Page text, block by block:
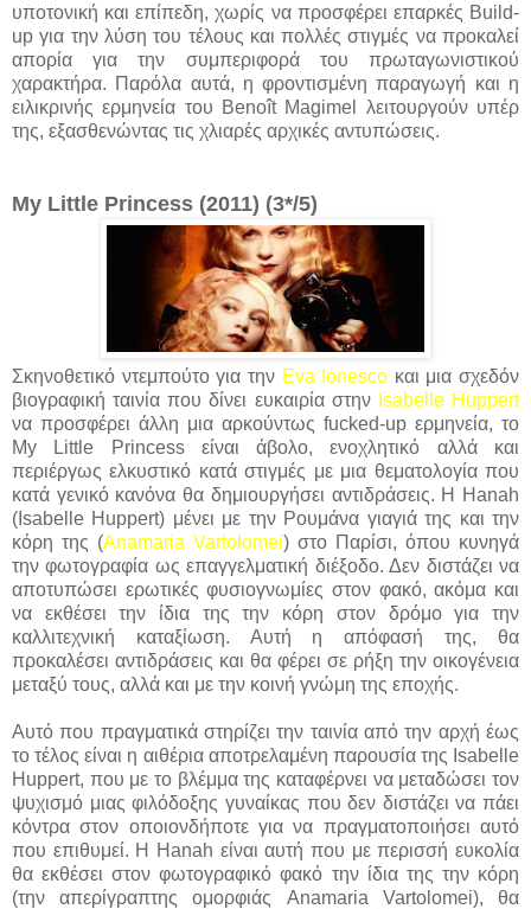
υποτονική και επίπεδη, χωρίς να προσφέρει επαρκές Build-
up για την λύση του τέλους και πολλές στιγμές να προκαλεί
απορία για την συμπεριφορά του πρωταγωνιστικού
χαρακτήρα. Παρόλα αυτά, η φροντισμένη παραγωγή και η
ειλικρινής ερμηνεία του Benoît Magimel λειτουργούν υπέρ
της, εξασθενώντας τις χλιαρές αρχικές αντυπώσεις.
My Little Princess (2011) (3*/5)
Σκηνοθετικό ντεμπούτο για την Eva Ionesco και μια σχεδόν
βιογραφική ταινία που δίνει ευκαιρία στην Isabelle Huppert
να προσφέρει άλλη μια αρκούντως fucked-up ερμηνεία, το
My Little Princess είναι άβολο, ενοχλητικό αλλά και
περιέργως ελκυστικό κατά στιγμές με μια θεματολογία που
κατά γενικό κανόνα θα δημιουργήσει αντιδράσεις. Η Hanah
(Isabelle Huppert) μένει με την Ρουμάνα γιαγιά της και την
κόρη της (Anamaria Vartolomei) στο Παρίσι, όπου κυνηγά
την φωτογραφία ως επαγγελματική διέξοδο. Δεν διστάζει να
αποτυπώσει ερωτικές φυσιογνωμίες στον φακό, ακόμα και
να εκθέσει την ίδια της την κόρη στον δρόμο για την
καλλιτεχνική καταξίωση. Αυτή η απόφασή της, θα
προκαλέσει αντιδράσεις και θα φέρει σε ρήξη την οικογένεια
μεταξύ τους, αλλά και με την κοινή γνώμη της εποχής.
Αυτό που πραγματικά στηρίζει την ταινία από την αρχή έως
το τέλος είναι η αιθέρια αποτρελαμένη παρουσία της Isabelle
Huppert, που με το βλέμμα της καταφέρνει να μεταδώσει τον
ψυχισμό μιας φιλόδοξης γυναίκας που δεν διστάζει να πάει
κόντρα στον οποιονδήποτε για να πραγματοποιήσει αυτό
που επιθυμεί. Η Hanah είναι αυτή που με περισσή ευκολία
θα εκθέσει στον φωτογραφικό φακό την ίδια της την κόρη
(την απερίγραπτης ομορφιάς Anamaria Vartolomei), θα